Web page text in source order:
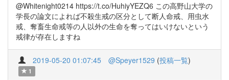
@Whitenight0214 https://t.co/HuhiyYEZQ6 この高野山大学の
学長の論文によれば不殺生戒の区分として断人命戒、用虫水
戒、奪畜生命戒等の人以外の生命を奪ってはいけないという
戒律が存在しますね
2019-05-20 01:07:45 @Speyer1529 (投稿一覧)
1